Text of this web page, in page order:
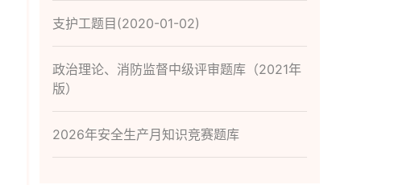
支护工题目(2020-01-02)
政治理论、消防监督中级评审题库（2021年
版）
2026年安全生产月知识竞赛题库